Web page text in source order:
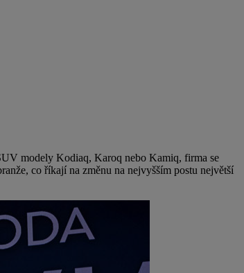
modely Kodiaq, Karoq nebo Kamiq, firma se
co říkají na změnu na nejvyšším postu největší